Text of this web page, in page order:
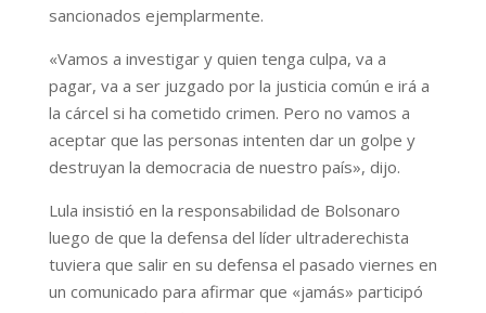
sancionados ejemplarmente.
«Vamos a investigar y quien tenga culpa, va a
pagar, va a ser juzgado por la justicia común e irá a
la cárcel si ha cometido crimen. Pero no vamos a
aceptar que las personas intenten dar un golpe y
destruyan la democracia de nuestro país», dijo.
Lula insistió en la responsabilidad de Bolsonaro
luego de que la defensa del líder ultraderechista
tuviera que salir en su defensa el pasado viernes en
un comunicado para afirmar que «jamás» participó